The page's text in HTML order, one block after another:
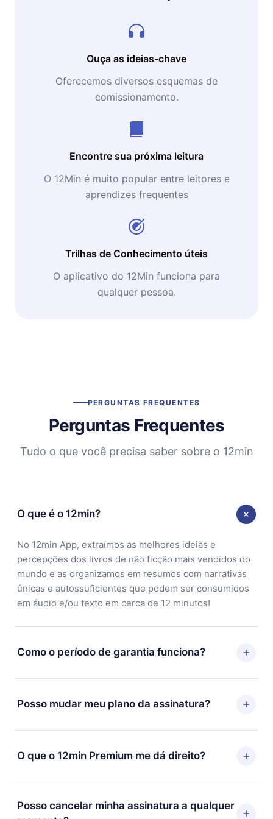
Ouça as ideias-chave
Oferecemos diversos esquemas de
comissionamento.
Encontre sua próxima leitura
O 12Min é muito popular entre leitores e
aprendizes frequentes
Trilhas de Conhecimento úteis
O aplicativo do 12Min funciona para
qualquer pessoa.
PERGUNTAS FREQUENTES
Perguntas Frequentes
Tudo o que você precisa saber sobre o 12min
O que é o 12min?
No 12min App, extraímos as melhores ideias e
percepções dos livros de não ficção mais vendidos do
mundo e as organizamos em resumos com narrativas
únicas e autossuficientes que podem ser consumidos
em áudio e/ou texto em cerca de 12 minutos!
Como o período de garantia funciona?
Você pode baixar nosso aplicativo e começar a
aproveitar nossa biblioteca. Se por algum motivo não
ficar satisfeito com nossa plataforma, basta entrar em
solicitar o reembolso do valor. Você receberá tudo que
Posso mudar meu plano da assinatura?
Sim, mas a mudança só se aplicará a partir do próximo
período de cobrança. Por exemplo, se você decidiu
mudar sua assinatura mensal para anual, após
cobrança daquele mês.
O que o 12min Premium me dá direito?
O 12min Premium é um plano que te garante acesso a
toda nossa biblioteca de 2500+ títulos disponíveis em
3 línguas (Inglês, espanhol e português) que você
Posso cancelar minha assinatura a qualquer